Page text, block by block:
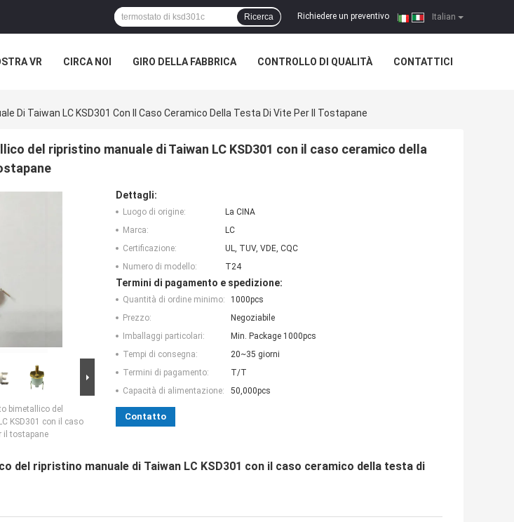
Italian
Richiedere un preventivo |
Ricerca
VR CIRCA NOI GIRO DELLA FABBRICA CONTROLLO DI QUALITÀ CONTATTICI
Di Taiwan LC KSD301 Con Il Caso Ceramico Della Testa Di Vite Per Il Tostapane
del ripristino manuale di Taiwan LC KSD301 con il caso ceramico della
bimetallico del
KSD301 con il caso
il tostapane
Dettagli:
Luogo di origine:
La CINA
Marca:
LC
Certificazione:
UL, TUV, VDE, CQC
Numero di modello:
T24
Termini di pagamento e spedizione:
Quantità di ordine minimo:
1000pcs
Prezzo:
Negoziabile
Imballaggi particolari:
Min. Package 1000pcs
Tempi di consegna:
20~35 giorni
Termini di pagamento:
T/T
Capacità di alimentazione:
50,000pcs
Contatto
del ripristino manuale di Taiwan LC KSD301 con il caso ceramico della testa di